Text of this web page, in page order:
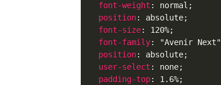
font-weight : normal ;
position: absolute;
font-size: 120%;
font-family: "Avenir Next"
position: absolute;
user-select : none;
padding-top: 1.6%;